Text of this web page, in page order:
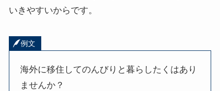
いきやすいからです。
例文
海外に移住してのんびりと暮らしたくはあり
ませんか？